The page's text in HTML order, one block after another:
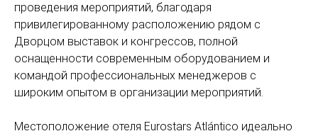
проведения мероприятий, благодаря
привилегированному расположению рядом с
Дворцом выставок и конгрессов, полной
оснащенности современным оборудованием и
командой профессиональных менеджеров с
широким опытом в организации мероприятий.
Местоположение отеля Eurostars Atlántico идеально